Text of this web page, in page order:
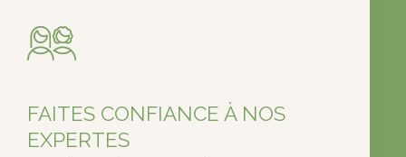
FAITES CONFIANCE À NOS
EXPERTES